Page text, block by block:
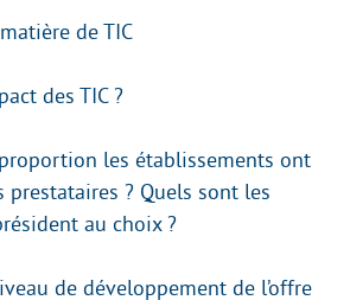
de TIC
des TIC ?
les établissements ont
prestataires ? Quels sont les
au choix ?
de développement de l’offre